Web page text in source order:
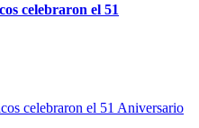
celebraron el 51